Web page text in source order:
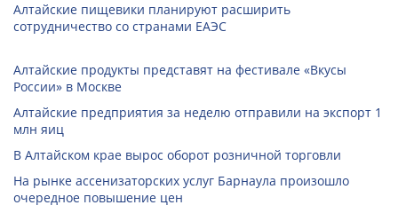
Алтайские пищевики планируют расширить
сотрудничество со странами ЕАЭС
Алтайские продукты представят на фестивале «Вкусы
России» в Москве
Алтайские предприятия за неделю отправили на экспорт 1
млн яиц
В Алтайском крае вырос оборот розничной торговли
На рынке ассенизаторских услуг Барнаула произошло
очередное повышение цен